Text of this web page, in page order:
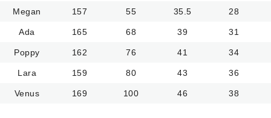
Megan 157 55 35.5 28
Ada 165 68 39 31
Poppy 162 76 41 34
Lara 159 80 43 36
Venus 169 100 46 38